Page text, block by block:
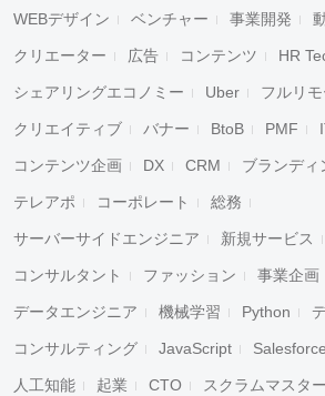
WEBデザイン ベンチャー 事業開発
クリエーター 広告 コンテンツ HR
シェアリングエコノミー Uber フルリモ
クリエイティブ バナー BtoB PMF
コンテンツ企画 DX CRM ブランディ
テレアポ コーポレート 総務
サーバーサイドエンジニア 新規サービス
コンサルタント ファッション 事業企画
データエンジニア 機械学習 Python
コンサルティング JavaScript Salesforce
人工知能 起業 CTO スクラムマスター